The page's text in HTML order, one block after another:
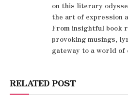
on this literary
the art of expression
From insightful book
provoking musings,
gateway to a world
RELATED POST